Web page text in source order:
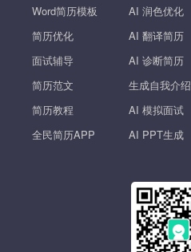
Word简历模板
简历优化
面试辅导
简历范文
简历教程
全民简历APP
AI 润色优化
AI 翻译简历
AI 诊断简历
生成自我介绍
AI 模拟面试
AI PPT生成